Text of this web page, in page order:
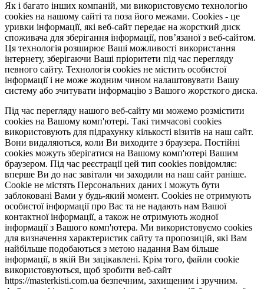
Як і багато інших компаній, ми використовуємо технологію
cookies на нашому сайті та поза його межами. Cookies - це
уривки інформації, які веб-сайт передає на жорсткий диск
споживача для зберігання інформації, пов’язаної з веб-сайтом.
Ця технологія розширює Ваші можливості використання
інтернету, зберігаючи Ваші пріоритети під час перегляду
певного сайту. Технологія cookies не містить особистої
інформації і не може жодним чином налаштовувати Вашу
систему або зчитувати інформацію з Вашого жорсткого диска.
Під час перегляду нашого веб-сайту ми можемо розмістити
cookies на Вашому комп'ютері. Такі тимчасові cookies
використовують для підрахунку кількості візитів на наш сайт.
Вони видаляються, коли Ви виходите з браузера. Постійні
cookies можуть зберігатися на Вашому комп'ютері Вашим
браузером. Під час реєстрації цей тип cookies повідомляє:
вперше Ви до нас завітали чи заходили на наш сайт раніше.
Cookie не містять Персональних даних і можуть бути
заблоковані Вами у будь-який момент. Сookies не отримують
особистої інформації про Вас та не надають нам Вашої
контактної інформації, а також не отримують жодної
інформації з Вашого комп'ютера. Ми використовуємо cookies
для визначення характеристик сайту та пропозицій, які Вам
найбільше подобаються з метою надання Вам більше
інформації, в якій Ви зацікавлені. Крім того, файли cookie
використовуються, щоб зробити веб-сайт
https://masterkisti.com.ua безпечним, захищеним і зручним.